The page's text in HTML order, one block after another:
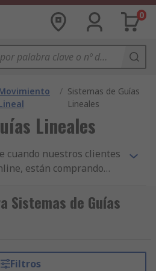
0
/ Sistemas de Guías
Lineales
Lineales
cuando nuestros clientes
están comprando
pertinentes. Hemos
sobre nuestro
nuestras gamas de
de Potencia -
Sistemas de Guías
Filtros